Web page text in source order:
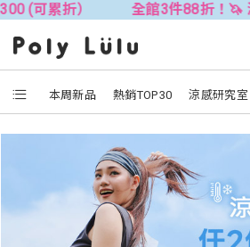
(可累折） 全館3件88折！🦄
本周新品 熱銷TOP30 涼感研究室